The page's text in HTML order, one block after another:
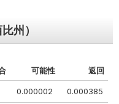
州）
可能性 返回
0.000002 0.000385